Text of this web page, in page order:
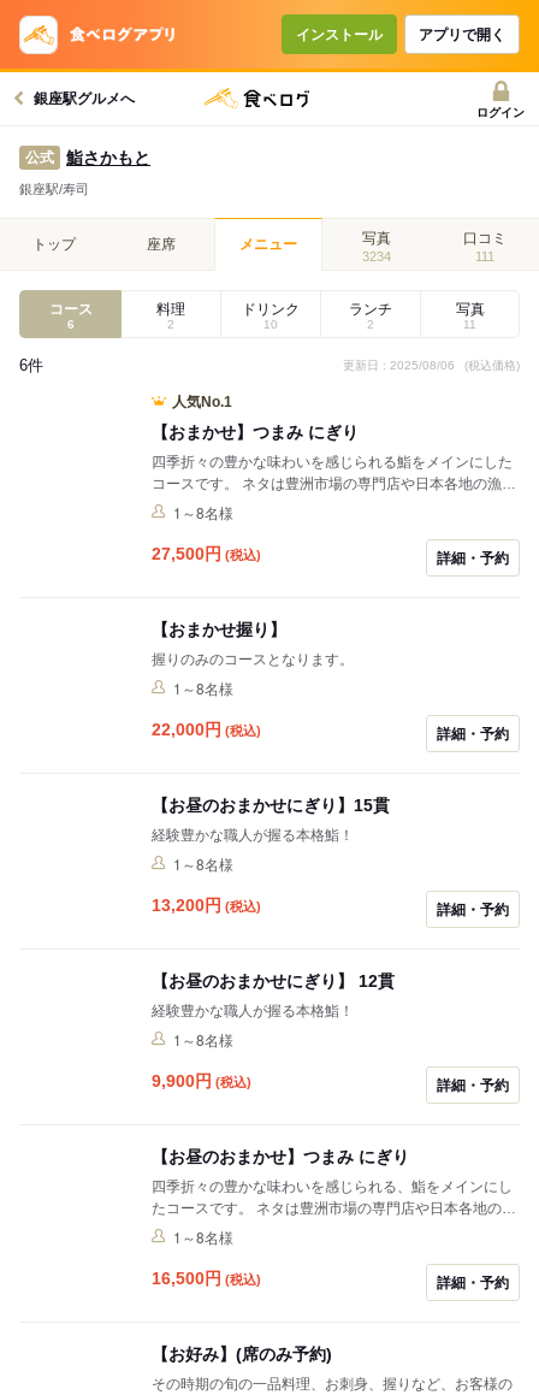
インストール アプリで開く
銀座駅グルメへ
ログイン
公式 鮨さかもと
銀座駅/寿司
トップ 座席 メニュー 写真
3234
口コミ
111
コース
6
料理
2
ドリンク
10
ランチ
2
写真
11
6件 更新日 : 2025/08/06 (税込価格)
人気No.1
【おまかせ】つまみ にぎり
四季折々の豊かな味わいを感じられる鮨をメインにした
コースです。 ネタは豊洲市場の専門店や日本各地の漁場
から厳選し買い付けしております。
1～8名様
27,500円 (税込) 詳細・予約
【おまかせ握り】
握りのみのコースとなります。
1～8名様
22,000円 (税込) 詳細・予約
【お昼のおまかせにぎり】15貫
経験豊かな職人が握る本格鮨！
1～8名様
13,200円 (税込) 詳細・予約
【お昼のおまかせにぎり】 12貫
経験豊かな職人が握る本格鮨！
1～8名様
9,900円 (税込) 詳細・予約
【お昼のおまかせ】つまみ にぎり
四季折々の豊かな味わいを感じられる、鮨をメインにし
たコースです。 ネタは豊洲市場の専門店や日本各地の漁
場から厳選し買い付けしております。
1～8名様
16,500円 (税込) 詳細・予約
【お好み】(席のみ予約)
その時期の旬の一品料理、お刺身、握りなど、お客様の
コースで使えるクーポン
戻る
クーポンを利用せず予約する